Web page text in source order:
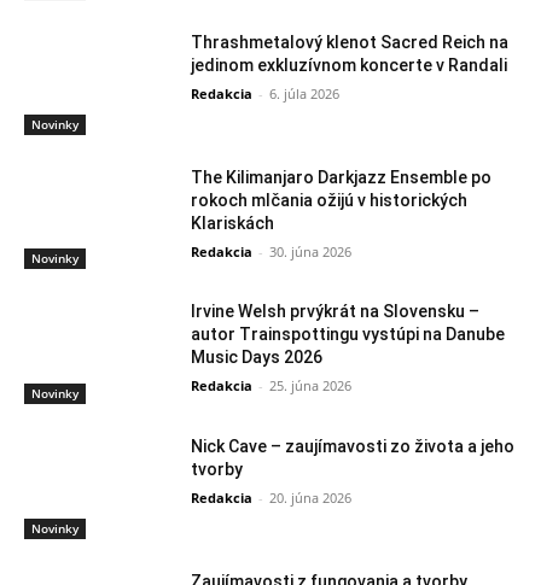
Novinky
Thrashmetalový klenot Sacred Reich na
jedinom exkluzívnom koncerte v Randali
Redakcia - 6. júla 2026
Novinky
The Kilimanjaro Darkjazz Ensemble po
rokoch mlčania ožijú v historických
Klariskách
Redakcia - 30. júna 2026
Novinky
Irvine Welsh prvýkrát na Slovensku –
autor Trainspottingu vystúpi na Danube
Music Days 2026
Redakcia - 25. júna 2026
Novinky
Nick Cave – zaujímavosti zo života a jeho
tvorby
Redakcia - 20. júna 2026
Zaujímavosti z fungovania a tvorby